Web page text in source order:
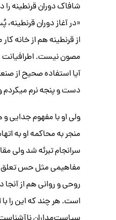
شافاک دوران قرنطینه
«در آغاز دوران
از قرنطینه هم از خانه
مصون نیست. اطرافیانت
آیا استفاده صحیح از
دست و پنجه نرم میکردم
ولی او با مفهوم جدایی
منجر به محاکمه او به
سرانجام تبرئه شد ولی
مفاهیمی مثل حس تعلق و
روحی و روانی هم از آنجا
است. هر چند که این را